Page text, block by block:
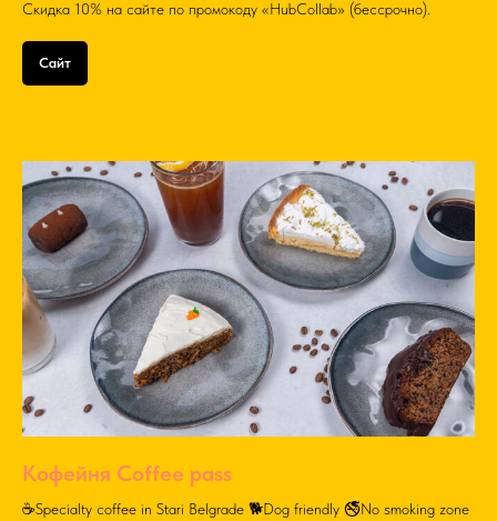
Скидка 10% на сайте по промокоду «HubCollab» (бессрочно).
Сайт
Кофейня Coffee pass
☕️Specialty coffee in Stari Belgrade 🐕Dog friendly 🚭No smoking zone